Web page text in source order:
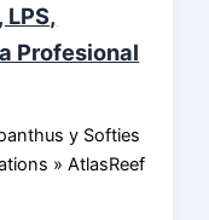
Profesional
y Softies
» AtlasReef